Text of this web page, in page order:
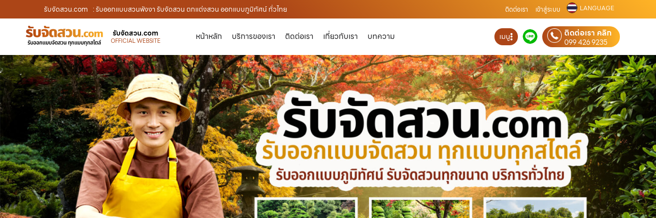
รับจัดสวน.com : รับออกแบบสวนพังงา รับจัดสวน ตกแต่งสวน ออกแบบภูมิทัศน์ ทั่วไทย ติดต่อเรา เข้าสู่ระบบ LANGUAGE
รับจัดสวน.com
OFFICIAL WEBSITE หน้าหลัก บริการของเรา ติดต่อเรา เกี่ยวกับเรา บทความ เมนู ติดต่อเรา คลิก
099 426 9235